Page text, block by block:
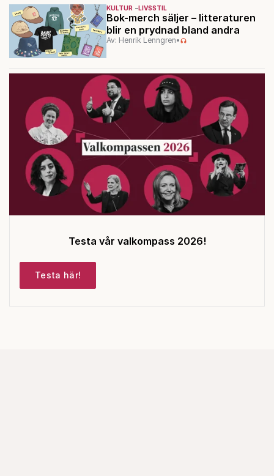
KULTUR LIVSSTIL
Bok-merch säljer – litteraturen
blir en prydnad bland andra
Av: Henrik Lenngren•
Testa vår valkompass 2026!
Testa här!